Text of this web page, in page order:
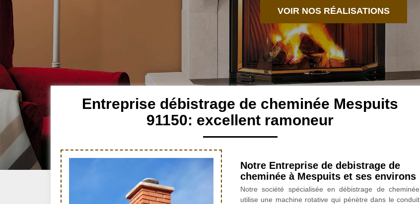
VOIR NOS RÉALISATIONS
Entreprise débistrage de cheminée Mespuits
91150: excellent ramoneur
Notre Entreprise de debistrage de
cheminée à Mespuits et ses environs
Notre société spécialisée en débistrage de cheminée
utilise une machine rotative qui pénètre dans le conduit